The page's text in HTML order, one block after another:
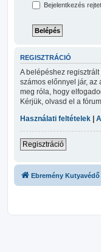
Bejelentkezés
REGISZTRÁCIÓ
A belépéshez
számos előnnyel jár, az
meg róla, hogy
Kérjük, olvasd el a
Használati feltételek |
Regisztráció
Ebremény